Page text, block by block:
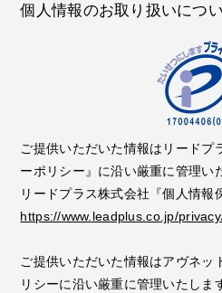
個人情報のお取り扱いにつ
ご提供いただいた情報はリードプ
ーポリシー』に沿い厳重に管理い
リードプラス株式会社『個人情報
https://www.leadplus.co.jp/
ご提供いただいた情報はアヴネッ
リシーに沿い厳重に管理いたしま